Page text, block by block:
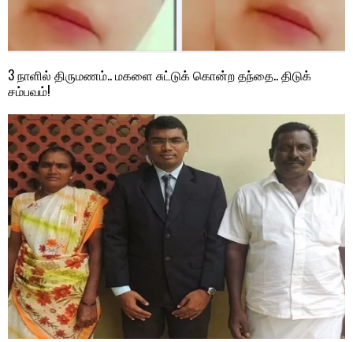
3 நாளில் திருமணம்.. மகளை சுட்டுக் கொன்ற தந்தை.. திடுக்
சம்பவம்!